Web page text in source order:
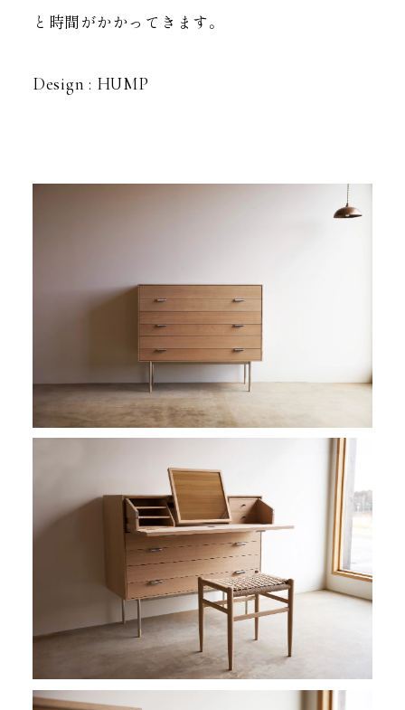
と時間がかかってきます。
Design : HUMP